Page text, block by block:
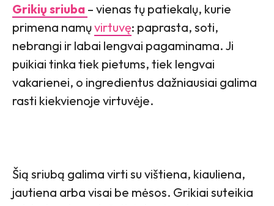
Grikių sriuba – vienas tų patiekalų, kurie
primena namųvirtuvę: paprasta, soti,
nebrangi ir labai lengvai pagaminama. Ji
puikiai tinka tiek pietums, tiek lengvai
vakarienei, o ingredientus dažniausiai galima
rasti kiekvienoje virtuvėje.
Šią sriubą galima virti su vištiena, kiauliena,
jautiena arba visai be mėsos. Grikiai suteikia